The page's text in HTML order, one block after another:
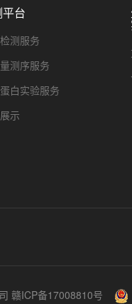
台
测服务
测序服务
白实验服务
示
赣ICP备17008810号